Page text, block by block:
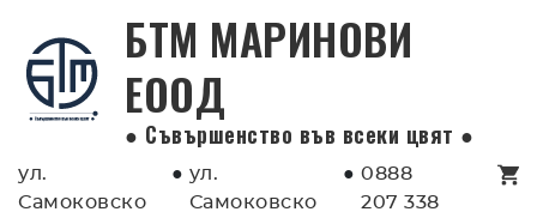
БТМ МАРИНОВИ
EООД
● Съвършенство във всеки цвят ●
ул.
Самоковско
● ул.
Самоковско
●0888
207 338